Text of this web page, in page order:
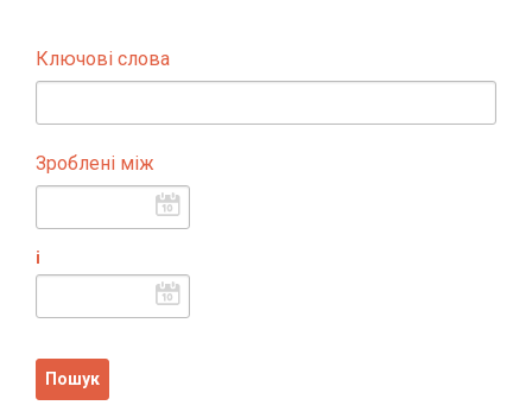
Ключові слова
Зроблені між
і